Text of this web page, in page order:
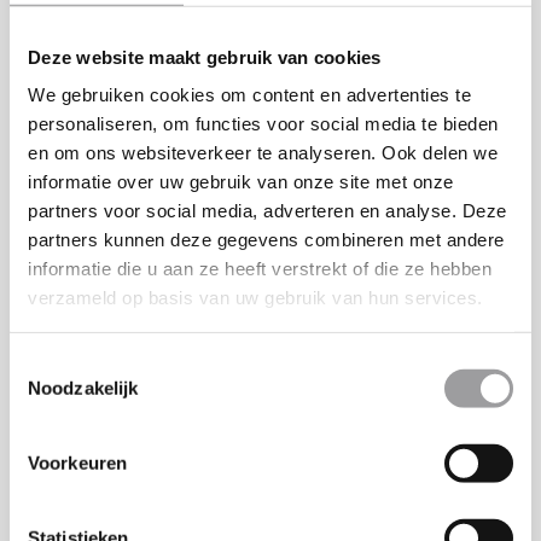
Deze website maakt gebruik van cookies
We gebruiken cookies om content en advertenties te
personaliseren, om functies voor social media te bieden
en om ons websiteverkeer te analyseren. Ook delen we
informatie over uw gebruik van onze site met onze
partners voor social media, adverteren en analyse. Deze
partners kunnen deze gegevens combineren met andere
informatie die u aan ze heeft verstrekt of die ze hebben
verzameld op basis van uw gebruik van hun services.
Noodzakelijk
Voorkeuren
adrenaline maar
stromen en
maak een
onvergetelijke
vlucht met de
stilste
eenmotorige
turbine
gaspedaal in,
hoor de motor
brullen en
ervaar pure
snelheid en
acceleratie.